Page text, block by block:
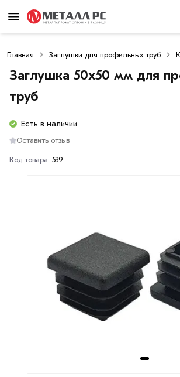
Главная Заглушки для профильных труб
Заглушка 50х50 мм для
труб
Есть в наличии
Оставить отзыв
Код товара: 539